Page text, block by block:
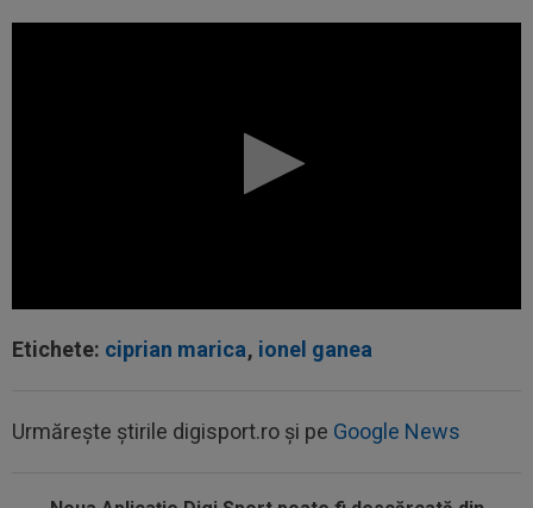
Etichete: ciprian marica, ionel ganea
Urmărește știrile digisport.ro și pe Google News
20:46 EXCLUSIV
CFR Cluj are antrenor: Marius